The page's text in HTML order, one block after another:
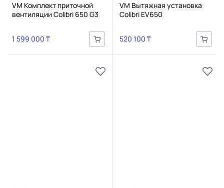
VM Комплект приточной
вентиляции Colibri 650 G3
1 599 000 ₸
VM Вытяжная установка
Colibri EV650
520 100 ₸